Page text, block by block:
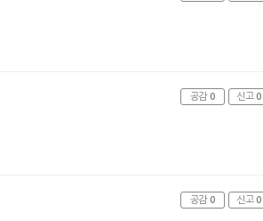
공감 0 신고 0
공감 0 신고 0